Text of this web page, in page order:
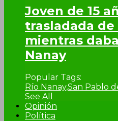
Joven de 15
trasladada
mientras
Nanay
Popular Tags:
Río Nanay,San Pablo
See All
Opinión
Política